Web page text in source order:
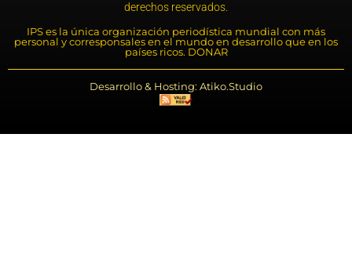
derechos reservados.
IPS es la única organización periodística mundial con más
personal y corresponsales en el mundo en desarrollo que en los
países ricos. DONAR
Desarrollo & Hosting: Atiko.Studio